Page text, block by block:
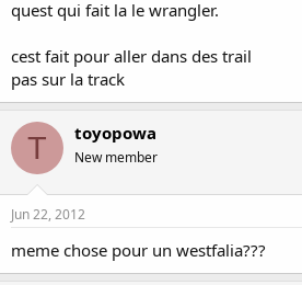
quest qui fait la le wrangler.
cest fait pour aller dans des trail
pas sur la track
T toyopowa
New member
Jun 22, 2012
meme chose pour un westfalia???